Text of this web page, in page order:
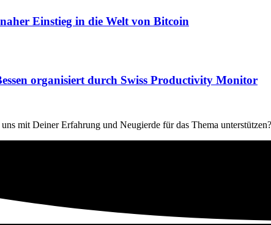
Einstieg in die Welt von Bitcoin
organisiert durch Swiss Productivity Monitor
mit Deiner Erfahrung und Neugierde für das Thema